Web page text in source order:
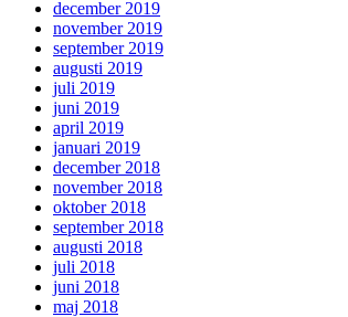
december 2019
november 2019
september 2019
augusti 2019
juli 2019
juni 2019
april 2019
januari 2019
december 2018
november 2018
oktober 2018
september 2018
augusti 2018
juli 2018
juni 2018
maj 2018